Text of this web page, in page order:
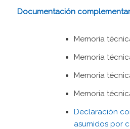
Documentación
Memoria
Memoria
Memoria
Memoria
Declaración
asumidos por